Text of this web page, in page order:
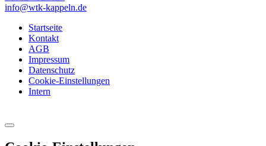
info@wtk-kappeln.de
Startseite
Kontakt
AGB
Impressum
Datenschutz
Cookie-Einstellungen
Intern